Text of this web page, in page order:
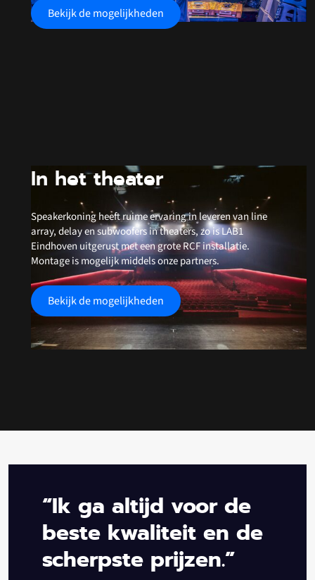
Bekijk de mogelijkheden
In het theater
Speakerkoning heeft ruime ervaring in leveren van line
array, delay en subwoofers in theaters, zo is LAB1
Eindhoven uitgerust met een grote RCF installatie.
Montage is mogelijk middels onze partners.
Bekijk de mogelijkheden
“Ik ga altijd voor de
beste kwaliteit en de
scherpste prijzen.”